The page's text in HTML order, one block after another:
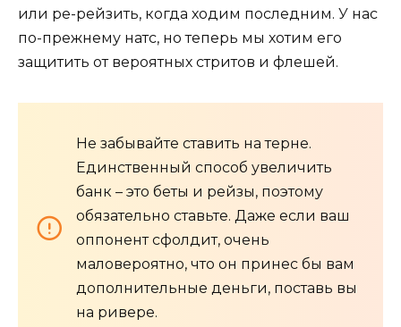
или ре-рейзить, когда ходим последним. У нас
по-прежнему натс, но теперь мы хотим его
защитить от вероятных стритов и флешей.
Не забывайте ставить на терне.
Единственный способ увеличить
банк – это беты и рейзы, поэтому
обязательно ставьте. Даже если ваш
оппонент сфолдит, очень
маловероятно, что он принес бы вам
дополнительные деньги, поставь вы
на ривере.